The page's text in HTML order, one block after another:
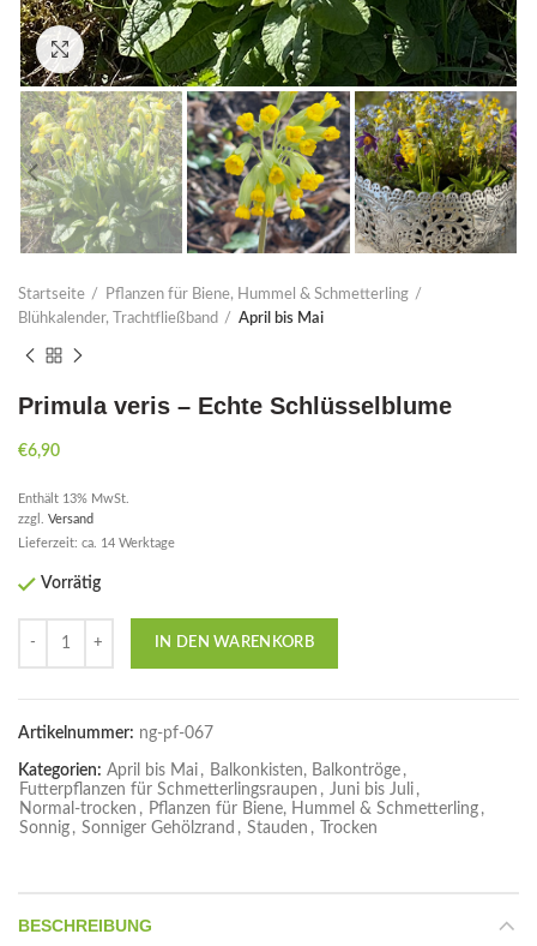
Click to enlarge
Startseite
Pflanzen für Biene, Hummel & Schmetterling
Blühkalender, Trachtfließband
April bis Mai
Primula veris – Echte Schlüsselblume
€6,90
Enthält 13% MwSt.
zzgl. Versand
Lieferzeit: ca. 14 Werktage
Vorrätig
IN DEN WARENKORB
Artikelnummer: ng-pf-067
Kategorien: April bis Mai , Balkonkisten, Balkontröge ,
Futterpflanzen für Schmetterlingsraupen , Juni bis Juli ,
Normal-trocken , Pflanzen für Biene, Hummel & Schmetterling ,
Sonnig , Sonniger Gehölzrand , Stauden , Trocken
BESCHREIBUNG